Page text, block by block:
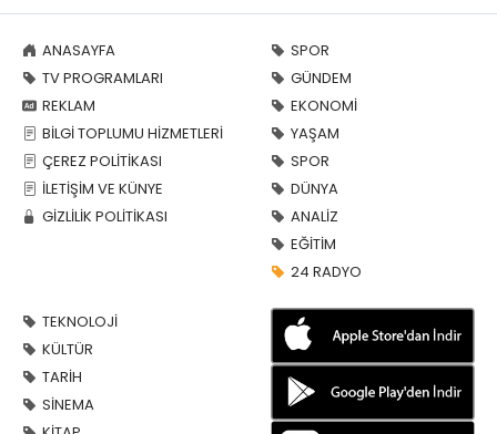
ANASAYFA
TV PROGRAMLARI
REKLAM
BİLGİ TOPLUMU HİZMETLERİ
ÇEREZ POLİTİKASI
İLETİŞİM VE KÜNYE
GİZLİLİK POLİTİKASI
SPOR
GÜNDEM
EKONOMİ
YAŞAM
SPOR
DÜNYA
ANALİZ
EĞİTİM
24 RADYO
TEKNOLOJİ
KÜLTÜR
TARİH
SİNEMA